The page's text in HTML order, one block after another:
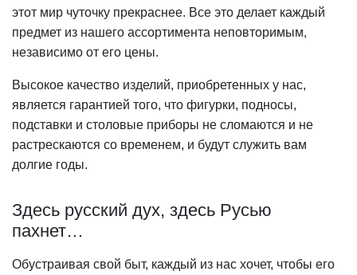
этот мир чуточку прекраснее. Все это делает каждый
предмет из нашего ассортимента неповторимым,
независимо от его цены.
Высокое качество изделий, приобретенных у нас,
является гарантией того, что фигурки, подносы,
подставки и столовые приборы не сломаются и не
растрескаются со временем, и будут служить вам
долгие годы.
Здесь русский дух, здесь Русью
пахнет…
Обустраивая свой быт, каждый из нас хочет, чтобы его